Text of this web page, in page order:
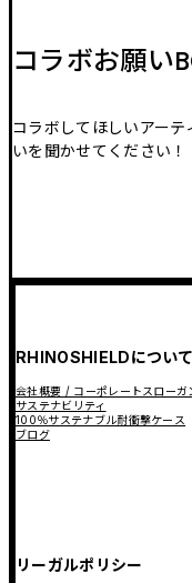
コラボお願い
コラボしてほしいアー
いを聞かせてください！
RHINOSHIELDについて
会社概要 / コーポレートスローガ
サステナビリティ
100％サステナブル耐衝撃ケース
ブログ
リーガルポリシー